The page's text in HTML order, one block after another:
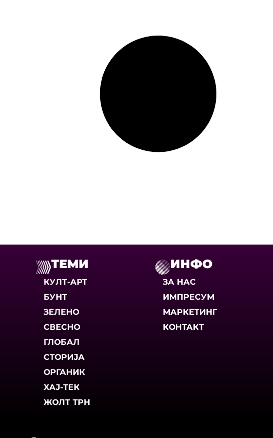
ТЕМИ
КУЛТ-АРТ
БУНТ
ЗЕЛЕНО
СВЕСНО
ГЛОБАЛ
СТОРИЈА
ОРГАНИК
ХАЈ-ТЕК
ЖОЛТ ТРН
ИНФО
ЗА НАС
ИМПРЕСУМ
МАРКЕТИНГ
КОНТАКТ